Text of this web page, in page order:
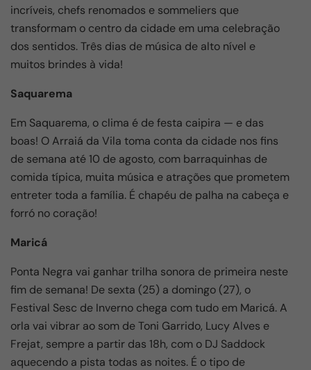
incríveis, chefs renomados e sommeliers que
transformam o centro da cidade em uma celebração
dos sentidos. Três dias de música de alto nível e
muitos brindes à vida!
Saquarema
Em Saquarema, o clima é de festa caipira — e das
boas! O Arraiá da Vila toma conta da cidade nos fins
de semana até 10 de agosto, com barraquinhas de
comida típica, muita música e atrações que prometem
entreter toda a família. É chapéu de palha na cabeça e
forró no coração!
Maricá
Ponta Negra vai ganhar trilha sonora de primeira neste
fim de semana! De sexta (25) a domingo (27), o
Festival Sesc de Inverno chega com tudo em Maricá. A
orla vai vibrar ao som de Toni Garrido, Lucy Alves e
Frejat, sempre a partir das 18h, com o DJ Saddock
aquecendo a pista todas as noites. É o tipo de